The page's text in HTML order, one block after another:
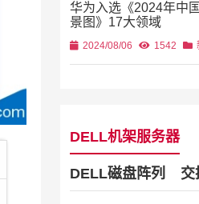
华为入选《2024年中
景图》17大领域
2024/08/06 1542
DELL机架服务器
DELL磁盘阵列 交